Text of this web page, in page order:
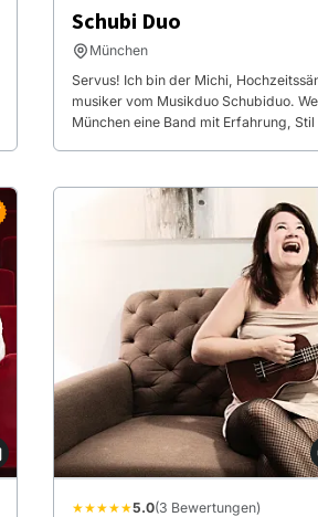
Schubi Duo
München
Servus! Ich bin der Michi,
musiker vom Musikduo Schubiduo.
München eine Band mit Erfahrung,
★★★★★5.0(3 Bewertungen)